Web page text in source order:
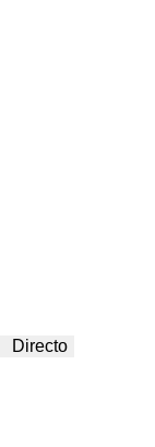
Directo